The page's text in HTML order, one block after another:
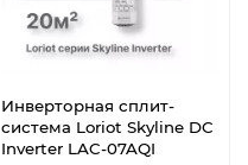
Инверторная сплит-
система Loriot Skyline DC
Inverter LAC-07AQI